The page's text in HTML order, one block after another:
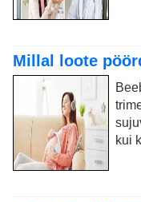
Millal loote
kui